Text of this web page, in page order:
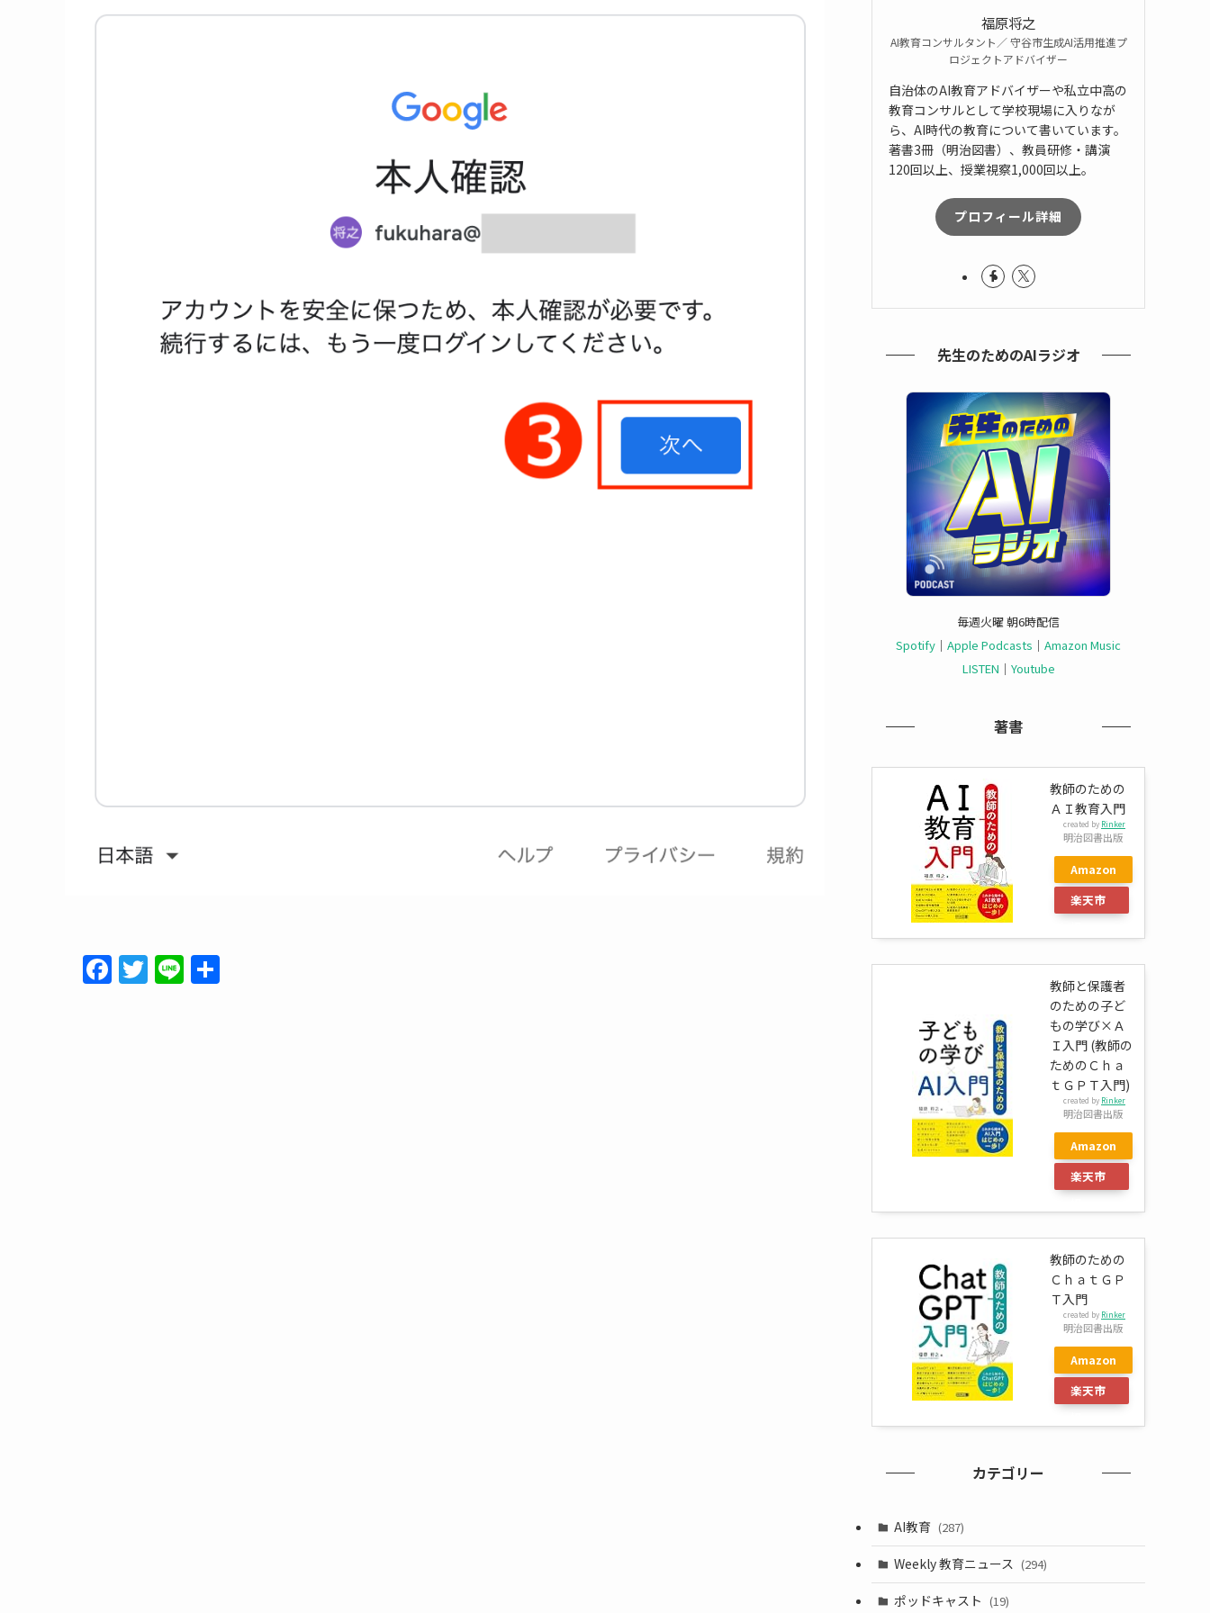
F
a
T
w
Li
n
福原将之
AI教育コンサルタント／ 守谷市生成AI活用推進プ
ロジェクトアドバイザー
自治体のAI教育アドバイザーや私立中高の
教育コンサルとして学校現場に入りなが
ら、AI時代の教育について書いています。
著書3冊（明治図書）、教員研修・講演
120回以上、授業視察1,000回以上。
プロフィール詳細
先生のためのAIラジオ
毎週火曜 朝6時配信
Spotify ｜ Apple Podcasts ｜ Amazon Music
LISTEN ｜ Youtube
著書
教師のための
ＡＩ教育入門
created by Rinker
明治図書出版
Amazon
楽天市
教師と保護者
のための子ど
もの学び×Ａ
Ｉ入門 (教師の
ためのＣｈａ
ｔＧＰＴ入門)
created by Rinker
明治図書出版
Amazon
楽天市
教師のための
ＣｈａｔＧＰ
Ｔ入門
created by Rinker
明治図書出版
Amazon
楽天市
カテゴリー
AI教育 (287)
Weekly 教育ニュース (294)
ポッドキャスト (19)